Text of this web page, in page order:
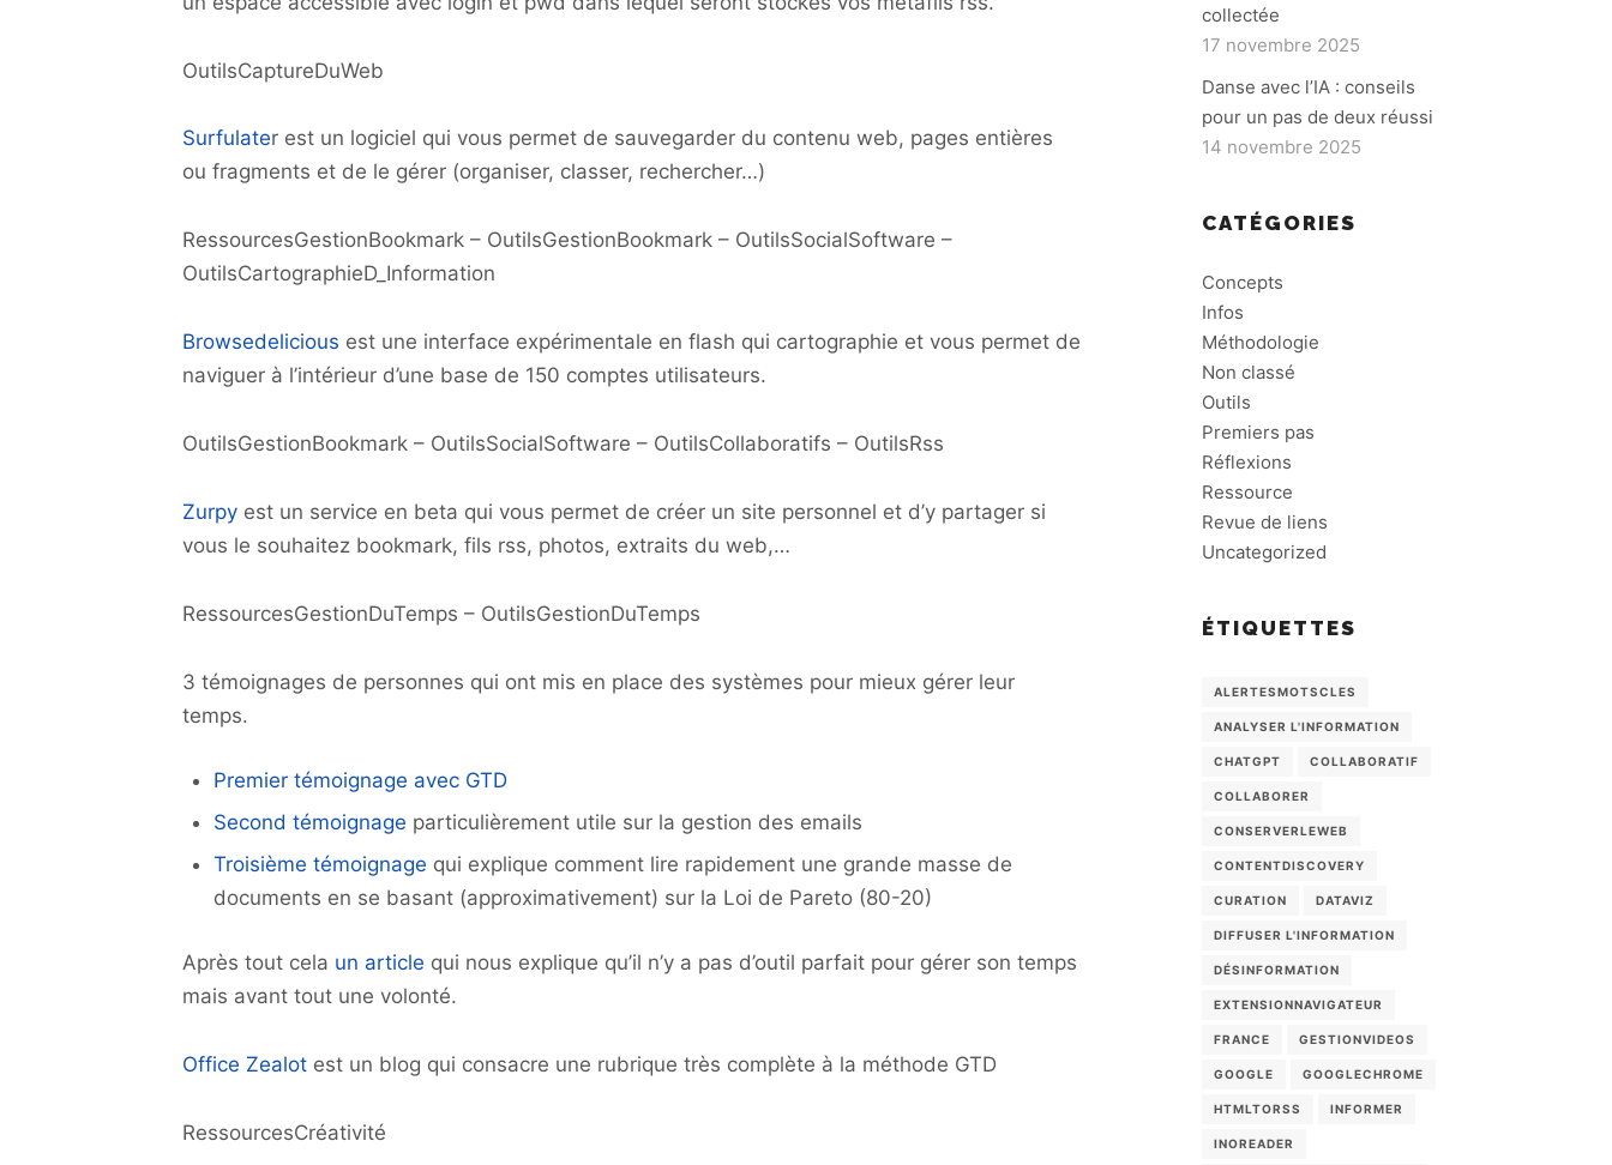
OutilsCaptureDuWeb
Surfulater est un logiciel qui vous permet de sauvegarder du contenu web, pages entières
ou fragments et de le gérer (organiser, classer, rechercher…)
RessourcesGestionBookmark – OutilsGestionBookmark – OutilsSocialSoftware –
OutilsCartographieD_Information
Browsedelicious est une interface expérimentale en flash qui cartographie et vous permet de
naviguer à l’intérieur d’une base de 150 comptes utilisateurs.
OutilsGestionBookmark – OutilsSocialSoftware – OutilsCollaboratifs – OutilsRss
Zurpy est un service en beta qui vous permet de créer un site personnel et d’y partager si
vous le souhaitez bookmark, fils rss, photos, extraits du web,…
RessourcesGestionDuTemps – OutilsGestionDuTemps
3 témoignages de personnes qui ont mis en place des systèmes pour mieux gérer leur
temps.
Premier témoignage avec GTD
Second témoignage particulièrement utile sur la gestion des emails
Troisième témoignage qui explique comment lire rapidement une grande masse de
documents en se basant (approximativement) sur la Loi de Pareto (80-20)
Après tout cela un article qui nous explique qu’il n’y a pas d’outil parfait pour gérer son temps
mais avant tout une volonté.
Office Zealot est un blog qui consacre une rubrique très complète à la méthode GTD
RessourcesCréativité
collectée
17 novembre 2025
Danse avec l’IA : conseils
pour un pas de deux réussi
14 novembre 2025
CATÉGORIES
Concepts
Infos
Méthodologie
Non classé
Outils
Premiers pas
Réflexions
Ressource
Revue de liens
Uncategorized
ÉTIQUETTES
ALERTESMOTSCLES
ANALYSER L'INFORMATION
CHATGPT COLLABORATIF
COLLABORER
CONSERVERLEWEB
CONTENTDISCOVERY
CURATION DATAVIZ
DIFFUSER L'INFORMATION
DÉSINFORMATION
EXTENSIONNAVIGATEUR
FRANCE GESTIONVIDEOS
GOOGLE GOOGLECHROME
HTMLTORSS INFORMER
INOREADER